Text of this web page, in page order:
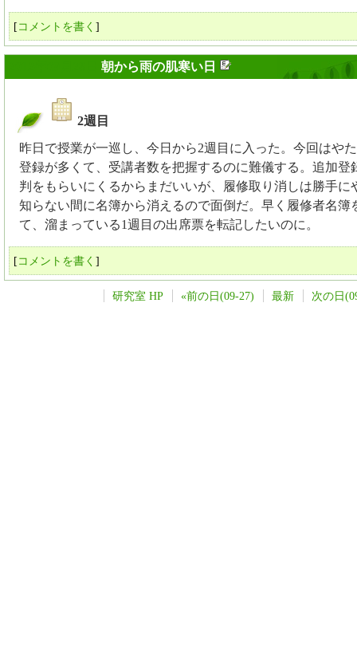
[コメントを書く ]
朝から雨の肌寒い日
2週目
昨日で授業が一巡し、今日から2週目に入った。今回はや
登録が多くて、受講者数を把握するのに難儀する。追加登
判をもらいにくるからまだいいが、履修取り消しは勝手に
知らない間に名簿から消えるので面倒だ。早く履修者名簿
て、溜まっている1週目の出席票を転記したいのに。
[コメントを書く ]
研究室 HP «前の日(09-27) 最新 次の日